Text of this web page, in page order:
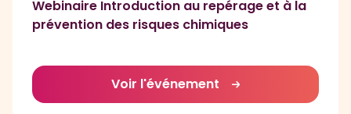
Webinaire Introduction au repérage et à la
prévention des risques chimiques
Voir l'événement